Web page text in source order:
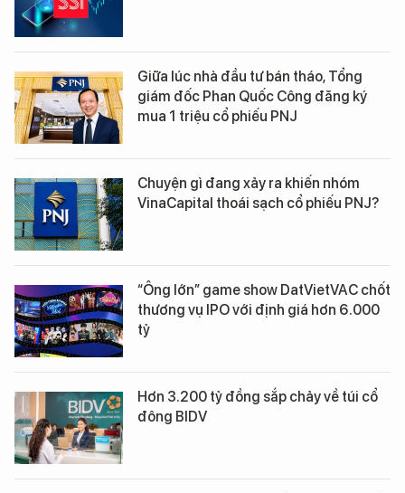
Giữa lúc nhà đầu tư bán tháo, Tổng
giám đốc Phan Quốc Công đăng ký
mua 1 triệu cổ phiếu PNJ
Chuyện gì đang xảy ra khiến nhóm
VinaCapital thoái sạch cổ phiếu PNJ?
“Ông lớn” game show DatVietVAC chốt
thương vụ IPO với định giá hơn 6.000
tỷ
Hơn 3.200 tỷ đồng sắp chảy về túi cổ
đông BIDV